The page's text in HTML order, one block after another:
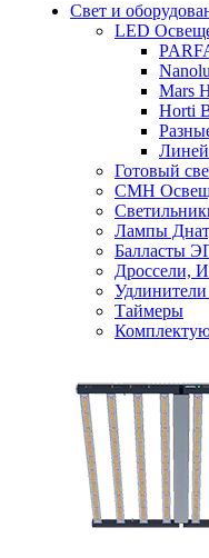
Свет и
LED
Mars
Horti
Готовый
CMH
Лампы
Балласты
Дроссели,
Удлинители
Таймеры